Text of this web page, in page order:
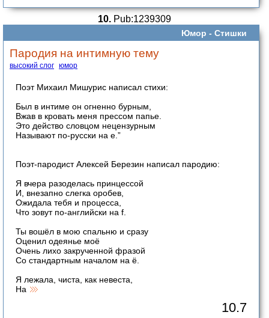
10. Pub:1239309
Юмор - Стишки
Пародия на интимную тему
высокий слог юмор
Поэт Михаил Мишурис написал стихи:
Был в интиме он огненно бурным,
Вжав в кровать меня прессом папье.
Это действо словцом нецензурным
Называют по-русски на е.”
Поэт-пародист Алексей Березин написал пародию:
Я вчера разоделась принцессой
И, внезапно слегка оробев,
Ожидала тебя и процесса,
Что зовут по-английски на f.
Ты вошёл в мою спальню и сразу
Оценил одеянье моё
Очень лихо закрученной фразой
Со стандартным началом на ё.
Я лежала, чиста, как невеста,
На
10.7